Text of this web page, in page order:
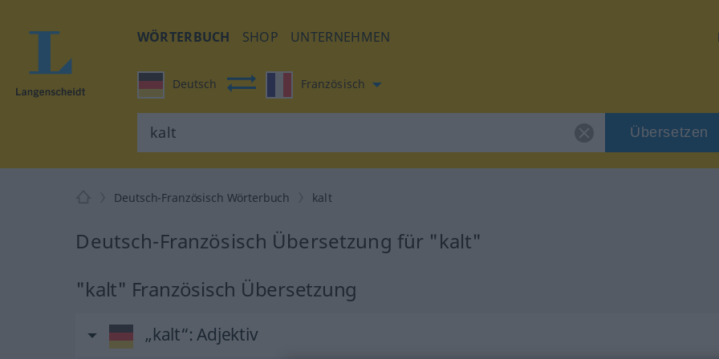
WÖRTERBUCH SHOP UNTERNEHMEN
Deutsch Französisch
Übersetzen
Deutsch-Französisch Wörterbuch kalt
Deutsch-Französisch Übersetzung für "kalt"
"kalt" Französisch Übersetzung
„kalt“: Adjektiv